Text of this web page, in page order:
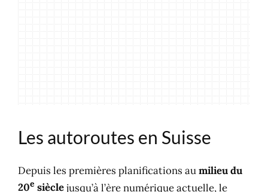
Les autoroutes en Suisse
Depuis les premières planifications aumilieu du
20e sièclejusqu’à l’ère numérique actuelle, le